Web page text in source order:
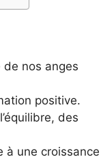
nos anges
positive.
des
à une croissance